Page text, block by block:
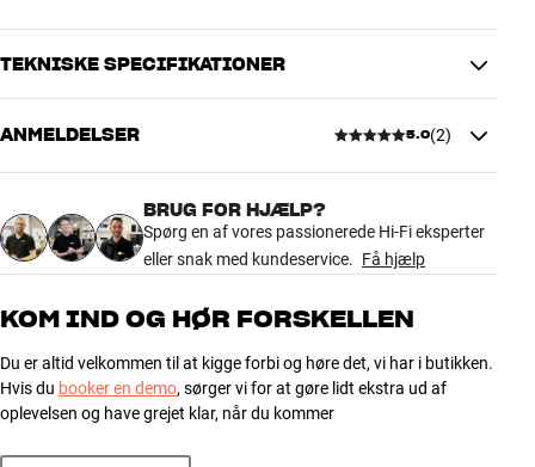
TEKNISKE SPECIFIKATIONER
DIMENSIONER OG DESIGN
Farve
Hvid
Vægt (kg)
0,26
Vægt emballage (kg)
0,26
Mål (emballage)
6 x 15 x 6 cm (bredde x højde x
Rensevæske til fladskærme
Pumpespray
Vaskbar mikrofiberklud medfølger
ANMELDELSER 5.0(2)
5.0
5 2
4
BRUG FOR HJÆLP?
Spørg en af vores passionerede Hi-Fi eksperter
eller snak med kundeservice. Få hjælp
KOM IND OG HØR FORSKELLEN
Du er altid velkommen til at kigge forbi og høre det, vi har i butikken.
Hvis du booker en demo, sørger vi for at gøre lidt ekstra ud af
oplevelsen og have grejet klar, når du kommer